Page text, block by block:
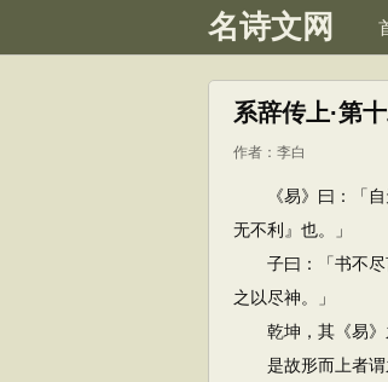
名诗文网
系辞传上·第
作者： 李白
《易》曰：「自天
无不利』也。」
子曰：「书不尽言
之以尽神。」
乾坤，其《易》之
是故形而上者谓之